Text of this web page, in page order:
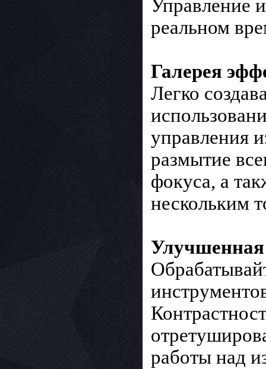
Управление
реальном
Галерея
Легко
управления
размытие
фокуса, а
нескольким
Улучшенная
работы над